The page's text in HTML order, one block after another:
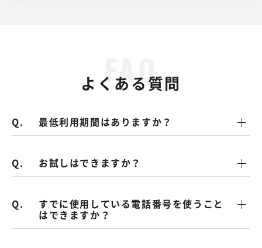
よくある質問
最低利用期間はありますか？
お試しはできますか？
すでに使用している電話番号を使うこと
はできますか？